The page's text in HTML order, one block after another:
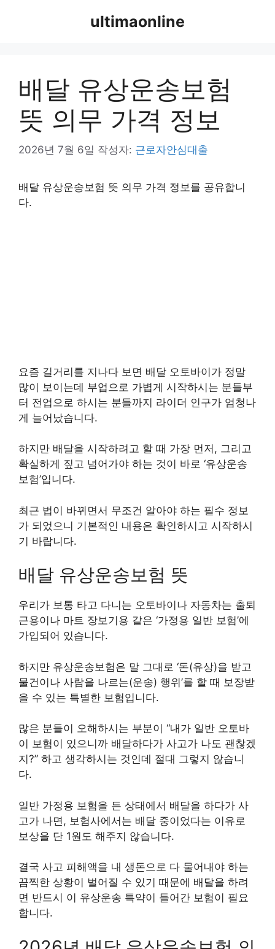
ultimaonline
배달 유상운송보험
뜻 의무 가격 정보
2026년 7월 6일 작성자: 근로자안심대출
배달 유상운송보험 뜻 의무 가격 정보를 공유합니
다.
요즘 길거리를 지나다 보면 배달 오토바이가 정말
많이 보이는데 부업으로 가볍게 시작하시는 분들부
터 전업으로 하시는 분들까지 라이더 인구가 엄청나
게 늘어났습니다.
하지만 배달을 시작하려고 할 때 가장 먼저, 그리고
확실하게 짚고 넘어가야 하는 것이 바로 ‘유상운송
보험’입니다.
최근 법이 바뀌면서 무조건 알아야 하는 필수 정보
가 되었으니 기본적인 내용은 확인하시고 시작하시
기 바랍니다.
배달 유상운송보험 뜻
우리가 보통 타고 다니는 오토바이나 자동차는 출퇴
근용이나 마트 장보기용 같은 ‘가정용 일반 보험’에
가입되어 있습니다.
하지만 유상운송보험은 말 그대로 ‘돈(유상)을 받고
물건이나 사람을 나르는(운송) 행위’를 할 때 보장받
을 수 있는 특별한 보험입니다.
많은 분들이 오해하시는 부분이 “내가 일반 오토바
이 보험이 있으니까 배달하다가 사고가 나도 괜찮겠
지?” 하고 생각하시는 것인데 절대 그렇지 않습니
다.
일반 가정용 보험을 든 상태에서 배달을 하다가 사
고가 나면, 보험사에서는 배달 중이었다는 이유로
보상을 단 1원도 해주지 않습니다.
결국 사고 피해액을 내 생돈으로 다 물어내야 하는
끔찍한 상황이 벌어질 수 있기 때문에 배달을 하려
면 반드시 이 유상운송 특약이 들어간 보험이 필요
합니다.